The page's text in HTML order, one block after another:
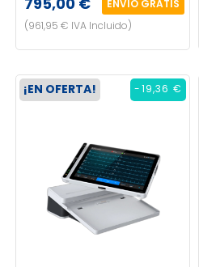
ENVÍO GRATIS
(961,95 € IVA Incluido)
¡EN OFERTA! -19,36 €